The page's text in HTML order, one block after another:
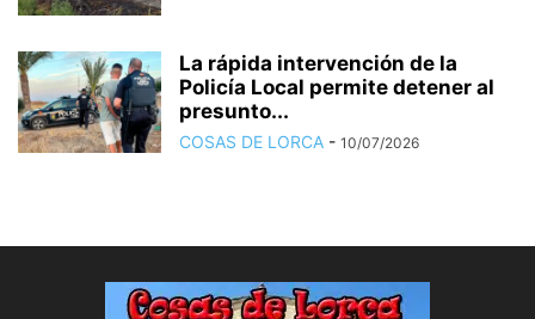
La rápida intervención de la
Policía Local permite detener al
presunto...
COSAS DE LORCA - 10/07/2026